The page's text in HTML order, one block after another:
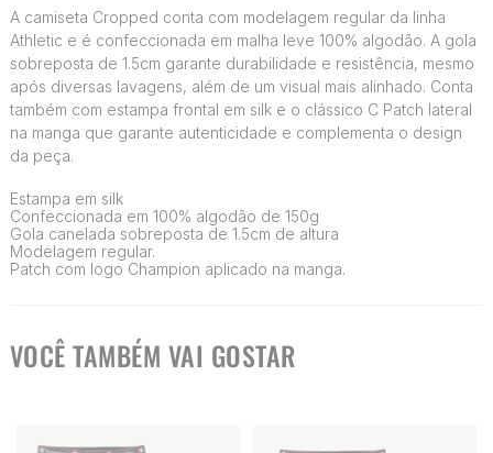
A camiseta Cropped conta com modelagem regular da linha
Athletic e é confeccionada em malha leve 100% algodão. A gola
sobreposta de 1.5cm garante durabilidade e resistência, mesmo
após diversas lavagens, além de um visual mais alinhado. Conta
também com estampa frontal em silk e o clássico C Patch lateral
na manga que garante autenticidade e complementa o design
da peça.
Estampa em silk
Confeccionada em 100% algodão de 150g
Gola canelada sobreposta de 1.5cm de altura
Modelagem regular.
Patch com logo Champion aplicado na manga.
VOCÊ TAMBÉM VAI GOSTAR